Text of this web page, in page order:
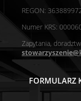
REGON:
Numer KRS:
Zapytania,
FORMULARZ